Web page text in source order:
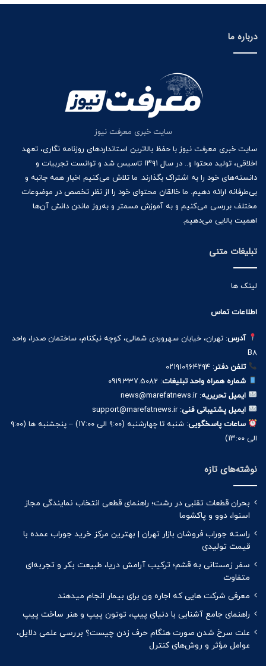
درباره ما
سایت خبری معرفت نیوز
سایت خبری معرفت نیوز با حفظ بالاترین استانداردهای روزنامه نگاری، تعهد
اخلاقی، تولید محتوا و.. در سال ۱۳۹۱ تاسیس شد و توانست تجربیات و
دانسته‌های خود را به اشتراک بگذارند. ما تلاش می‌کنیم اخبار همه جانبه و
بی‌طرفانه ارائه دهیم. ما خالقان محتوای خود را از نظر تخصص در موضوعات
مختلف بررسی می‌کنیم و به آموزش مسمتر و به‌روز ماندن دانش آن‌ها
اهمیت بالایی می‌دهیم.
تبلیغات متنی
لینک ها
اطلاعات تماس
آدرس: تهران، خیابان سهروردی شمالی، کوچه نیکنام، ساختمان صدرا، واحد
B8
تلفن دفتر: ۰۲۱۹۱۰۹۶۴۲۹۴
شماره همراه واحد تبلیغات: 0919.337.5082
ایمیل تحریریه: news@marefatnews.ir
ایمیل پشتیبانی فنی: support@marefatnews.ir
ساعات پاسخگویی
: شنبه تا چهارشنبه (۹:۰۰ الی ۱۷:۰۰) – پنجشنبه ها (۹:۰۰
الی ۱۳:۰۰)
نوشته‌های تازه
بحران قطعات تقلبی در رشت؛ راهنمای قطعی انتخاب نمایندگی مجاز
اسنوا، دوو و پاکشوما
راسته جوراب فروشان بازار تهران | بهترین مرکز خرید جوراب عمده با
قیمت تولیدی
سفر زمستانی به قشم؛ ترکیب آرامش دریا، طبیعت بکر و تجربه‌ای
متفاوت
معرفی شرکت هایی که اجاره ون برای بیمار انجام میدهند
راهنمای جامع آشنایی با دنیای پیپ، توتون پیپ و هنر ساخت پیپ
علت سرخ شدن صورت هنگام حرف زدن چیست؟ بررسی علمی دلایل،
عوامل مؤثر و روش‌های کنترل